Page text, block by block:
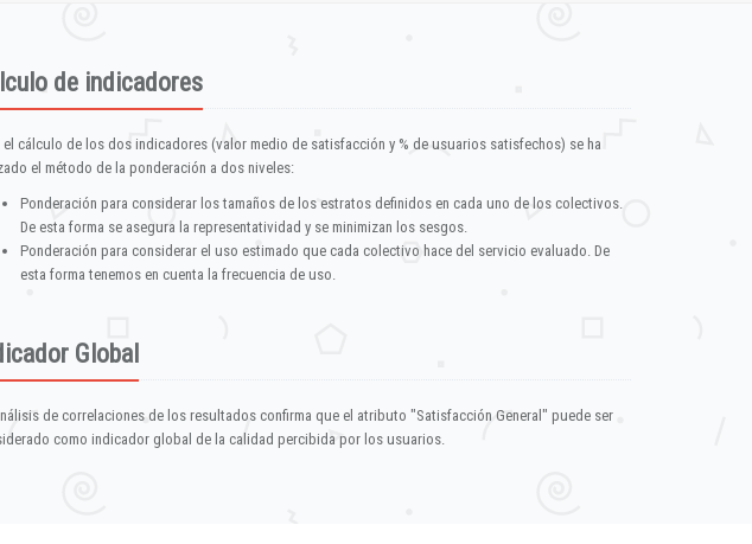
de indicadores
el cálculo de los dos indicadores (valor medio de satisfacción y % de usuarios satisfechos) se ha
el método de la ponderación a dos niveles:
Ponderación para considerar los tamaños de los estratos definidos en cada uno de los colectivos.
De esta forma se asegura la representatividad y se minimizan los sesgos.
Ponderación para considerar el uso estimado que cada colectivo hace del servicio evaluado. De
esta forma tenemos en cuenta la frecuencia de uso.
Global
de correlaciones de los resultados confirma que el atributo "Satisfacción General" puede ser
como indicador global de la calidad percibida por los usuarios.